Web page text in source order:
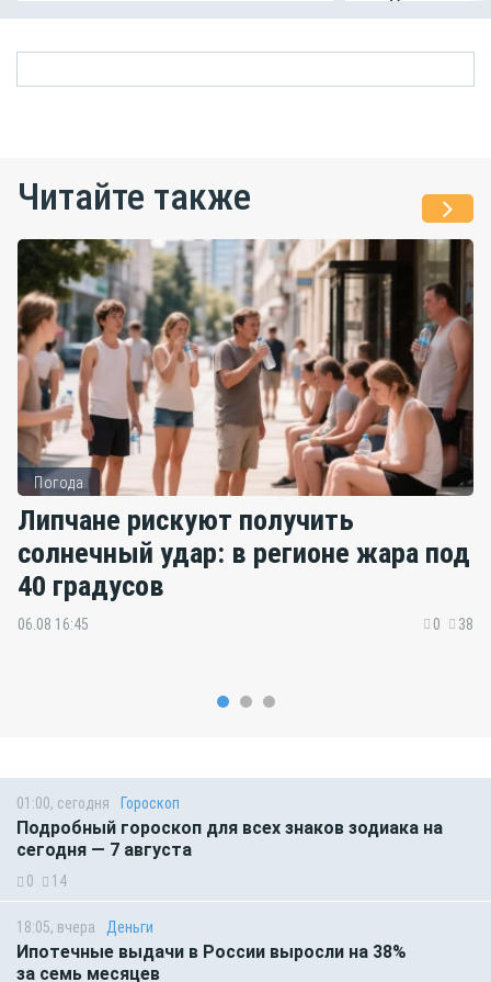
Читайте также
Погода
Липчане рискуют получить
солнечный удар: в регионе жара под
40 градусов
06.08 16:45 0 38
01:00, сегодня Гороскоп
Подробный гороскоп для всех знаков зодиака на
сегодня — 7 августа
0 14
18:05, вчера Деньги
Ипотечные выдачи в России выросли на 38%
за семь месяцев